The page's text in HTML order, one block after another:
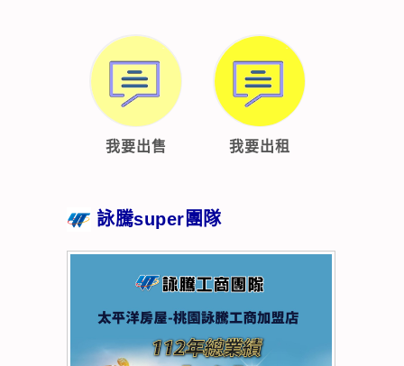
我要出售 我要出租
詠騰super團隊